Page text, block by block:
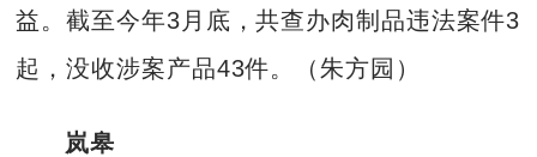
益。截至今年3月底，共查办肉制品违法案件3
起，没收涉案产品43件。（朱方园）
岚皋